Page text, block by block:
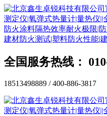
全国服务热线：
18513498889 / 400-886-3817